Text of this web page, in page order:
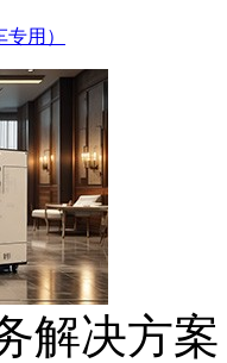
用）
解决方案